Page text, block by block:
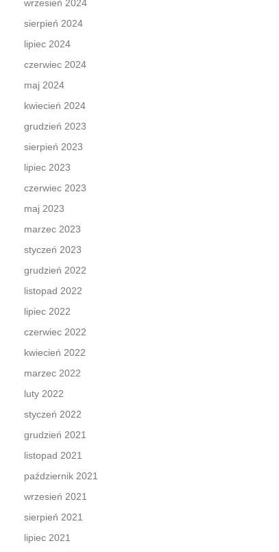
wrzesień 2024
sierpień 2024
lipiec 2024
czerwiec 2024
maj 2024
kwiecień 2024
grudzień 2023
sierpień 2023
lipiec 2023
czerwiec 2023
maj 2023
marzec 2023
styczeń 2023
grudzień 2022
listopad 2022
lipiec 2022
czerwiec 2022
kwiecień 2022
marzec 2022
luty 2022
styczeń 2022
grudzień 2021
listopad 2021
październik 2021
wrzesień 2021
sierpień 2021
lipiec 2021